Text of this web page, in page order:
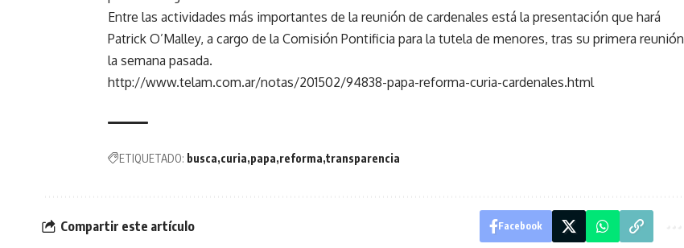
Entre las actividades más importantes de la reunión de cardenales está la presentación que hará
Patrick O’Malley, a cargo de la Comisión Pontificia para la tutela de menores, tras su primera reunión
la semana pasada.
http://www.telam.com.ar/notas/201502/94838-papa-reforma-curia-cardenales.html
ETIQUETADO: busca curia papa reforma transparencia
Compartir este artículo Facebook